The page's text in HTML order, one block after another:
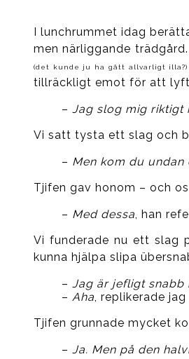
I lunchrummet idag
men närliggande
(det kunde ju ha gått allvarligt illa?)
tillräckligt emot för att
– Jag slog mig riktigt
Vi satt tysta ett slag och
– Men kom du undan
Tjifen gav honom – och
– Med dessa, han
Vi funderade nu ett slag
kunna hjälpa slipa
– Jag är jefligt snabb
– Aha, replikerade
Tjifen grunnade mycket
– Ja. Men på den